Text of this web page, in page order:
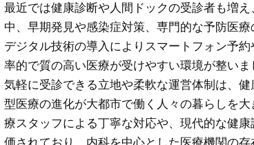
最近では健康診断や人間ドックの受診者も増
中、早期発見や感染症対策、専門的な予防医療
デジタル技術の導入によりスマートフォン予
率的で質の高い医療が受けやすい環境が整い
気軽に受診できる立地や柔軟な運営体制は、
型医療の進化が大都市で働く人々の暮らしを
療スタッフによる丁寧な対応や、現代的な健
価されており、内科を中心とした医療機関の